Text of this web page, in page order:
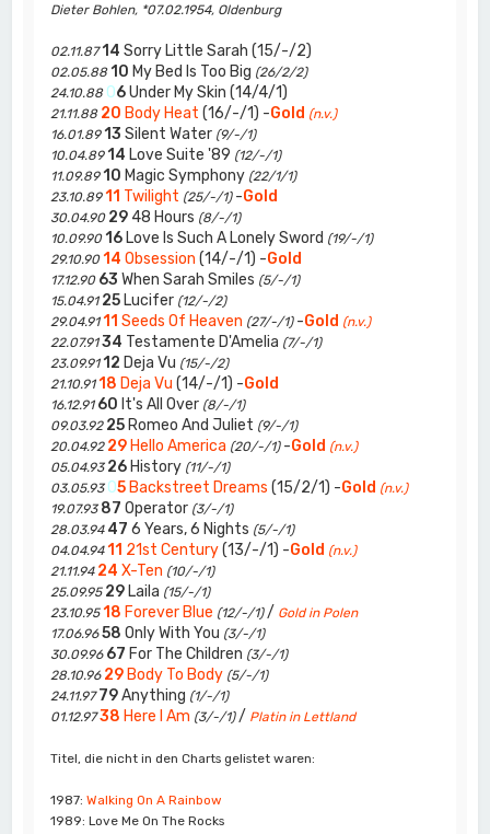
Dieter Bohlen, *07.02.1954, Oldenburg
02.11.87 14 Sorry Little Sarah (15/-/2)
02.05.88 10 My Bed Is Too Big (26/2/2)
24.10.88 06Under My Skin (14/4/1)
21.11.88 20 Body Heat (16/-/1) -Gold (n.v.)
16.01.89 13 Silent Water (9/-/1)
10.04.89 14 Love Suite '89 (12/-/1)
11.09.89 10 Magic Symphony (22/1/1)
23.10.89 11 Twilight (25/-/1)-Gold
30.04.90 29 48 Hours (8/-/1)
10.09.90 16 Love Is Such A Lonely Sword (19/-/1)
29.10.90 14 Obsession (14/-/1) -Gold
17.12.90 63 When Sarah Smiles (5/-/1)
15.04.91 25 Lucifer (12/-/2)
29.04.91 11 Seeds Of Heaven (27/-/1)-Gold (n.v.)
22.07.91 34 Testamente D'Amelia (7/-/1)
23.09.91 12 Deja Vu (15/-/2)
21.10.91 18 Deja Vu (14/-/1) -Gold
16.12.91 60 It's All Over (8/-/1)
09.03.92 25 Romeo And Juliet (9/-/1)
20.04.92 29 Hello America (20/-/1)-Gold (n.v.)
05.04.93 26 History (11/-/1)
03.05.93 05 Backstreet Dreams (15/2/1) -Gold (n.v.)
19.07.93 87 Operator (3/-/1)
28.03.94 47 6 Years, 6 Nights (5/-/1)
04.04.94 11 21st Century(13/-/1) -Gold (n.v.)
21.11.94 24 X-Ten (10/-/1)
25.09.95 29 Laila (15/-/1)
23.10.95 18 Forever Blue (12/-/1)/ Gold in Polen
17.06.96 58 Only With You (3/-/1)
30.09.96 67 For The Children (3/-/1)
28.10.96 29 Body To Body (5/-/1)
24.11.97 79Anything (1/-/1)
01.12.97 38 Here I Am (3/-/1)/ Platin in Lettland
Titel, die nicht in den Charts gelistet waren:
1987:Walking On A Rainbow
1989: Love Me On The Rocks